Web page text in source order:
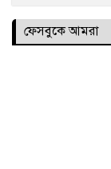
ফেসবুকে আমরা